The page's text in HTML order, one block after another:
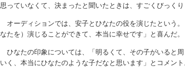
思っていなくて、決まったと聞いたときは、すごくびっくり
オーディションでは、安子とひなたの役を演じたという
なたを）演じることができて、本当に幸せです」と喜んだ。
ひなたの印象については、「明るくて、その子がいると
いく、本当にひなたのような子だなと思います」とコメント